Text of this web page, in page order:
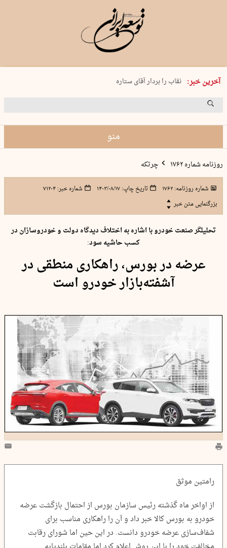
آخرین خبر:
پنجشنبه 15 مرداد 1405 شماره 2243
نقاب را بردار آقای ستاره
منو
روزنامه شماره ۱۷۶۲ چرتکه
شماره روزنامه:۱۷۶۲ تاریخ چاپ:۱۴۰۳/۰۸/۱۷ شماره خبر:۷۱۲۰۴
بزرگنمایی متن خبر
تحلیلگر صنعت خودرو با اشاره به اختلاف دیدگاه دولت و خودروسازان در
کسب حاشیه سود:
عرضه در بورس، راهکاری منطقی در
آشفته‌بازار خودرو است
رامتین موثق
از اواخر ماه گذشته رئیس سازمان بورس از احتمال بازگشت عرضه
خودرو به بورس کالا خبر داد و آن را راهکاری مناسب برای
شفاف‌سازی عرضه خودرو دانست. در این حین اما شورای رقابت